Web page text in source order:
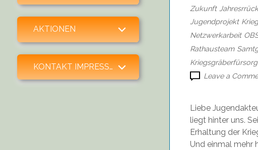
AKTIONEN expand child menu
KONTAKT IMPRESSUM SPENDEN expand child menu
Zukunft
Jugendprojekt
Netzwerkarbeit
Rathausteam
Leave a
Liebe
liegt hinter uns.
Erhaltung der
Und einmal mehr